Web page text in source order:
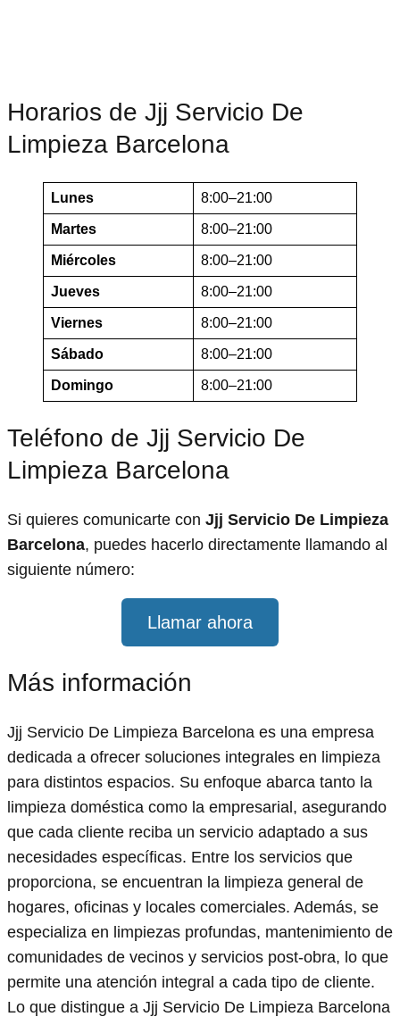
Horarios de Jjj Servicio De
Limpieza Barcelona
Lunes 8:00–21:00
Martes 8:00–21:00
Miércoles 8:00–21:00
Jueves 8:00–21:00
Viernes 8:00–21:00
Sábado 8:00–21:00
Domingo 8:00–21:00
Teléfono de Jjj Servicio De
Limpieza Barcelona
Si quieres comunicarte con Jjj Servicio De Limpieza
Barcelona, puedes hacerlo directamente llamando al
siguiente número:
Llamar ahora
Más información
Jjj Servicio De Limpieza Barcelona es una empresa
dedicada a ofrecer soluciones integrales en limpieza
para distintos espacios. Su enfoque abarca tanto la
limpieza doméstica como la empresarial, asegurando
que cada cliente reciba un servicio adaptado a sus
necesidades específicas. Entre los servicios que
proporciona, se encuentran la limpieza general de
hogares, oficinas y locales comerciales. Además, se
especializa en limpiezas profundas, mantenimiento de
comunidades de vecinos y servicios post-obra, lo que
permite una atención integral a cada tipo de cliente.
Lo que distingue a Jjj Servicio De Limpieza Barcelona